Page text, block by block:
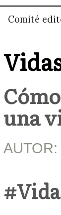
Comité
una
AUTOR: